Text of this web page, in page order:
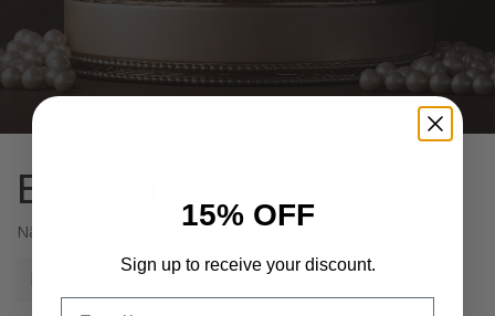
Home Tuotteet Easy Shape
Easy Shape
Näytetään ainoa tulos 15% OFF
Sign up to receive your discount.